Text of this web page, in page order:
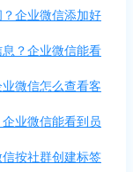
企业微信添加好
？企业微信能看
微信怎么查看客
业微信能看到员
按社群创建标签